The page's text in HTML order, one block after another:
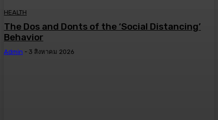
HEALTH
The Dos and Donts of the ‘Social Distancing’
Behavior
Admin - 3 สิงหาคม 2026